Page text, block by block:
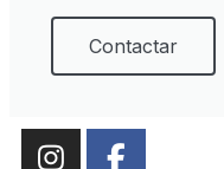
Contactar